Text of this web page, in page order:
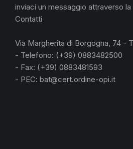
inviaci un messaggio attraverso
Contatti
Via Margherita di Borgogna, 74 -
- Telefono: (+39) 0883482500
- Fax: (+39) 0883481593
- PEC: bat@cert.ordine-opi.it